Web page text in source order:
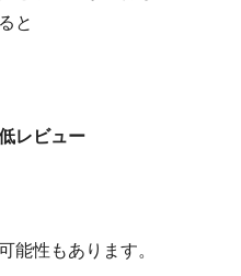
と
レビュー
能性もあります。